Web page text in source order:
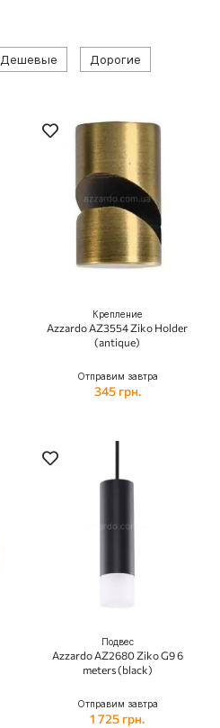
Дешевые Дорогие
Крепление
Azzardo AZ3554 Ziko Holder
(antique)
Отправим завтра
345 грн.
Подвес
Azzardo AZ2680 Ziko G9 6
meters (black)
Отправим завтра
1 725 грн.